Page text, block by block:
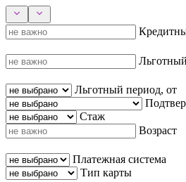
Льготный период, от
Стаж
Возраст
Платежная система
Тип карты